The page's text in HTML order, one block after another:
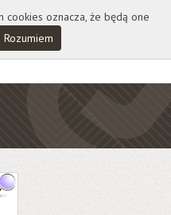
cookies oznacza, że będą one
Rozumiem